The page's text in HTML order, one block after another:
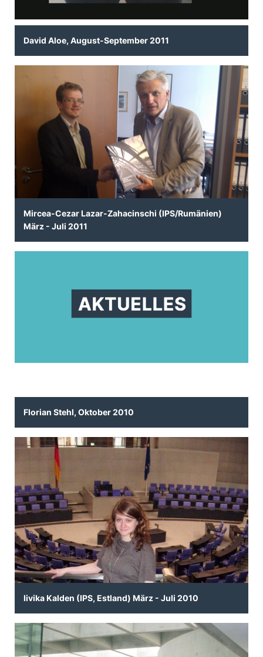
David Aloe, August-September 2011
Mircea-Cezar Lazar-Zahacinschi (IPS/Rumänien)
März - Juli 2011
Florian Stehl, Oktober 2010
Iivika Kalden (IPS, Estland) März - Juli 2010